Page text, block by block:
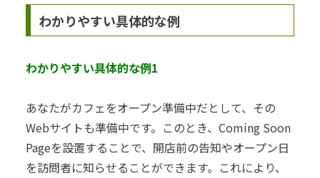
わかりやすい具体的な例
わかりやすい具体的な例1
あなたがカフェをオープン準備中だとして、その
Webサイトも準備中です。このとき、Coming Soon
Pageを設置することで、開店前の告知やオープン日
を訪問者に知らせることができます。これにより、